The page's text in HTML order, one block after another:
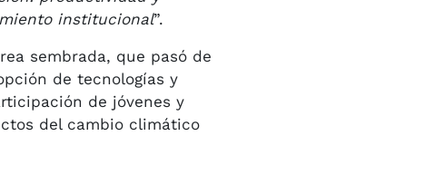
institucional”.
sembrada, que pasó de
de tecnologías y
de jóvenes y
del cambio climático